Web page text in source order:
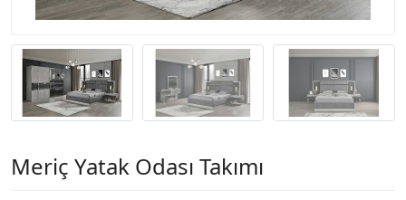
Meriç Yatak Odası Takımı